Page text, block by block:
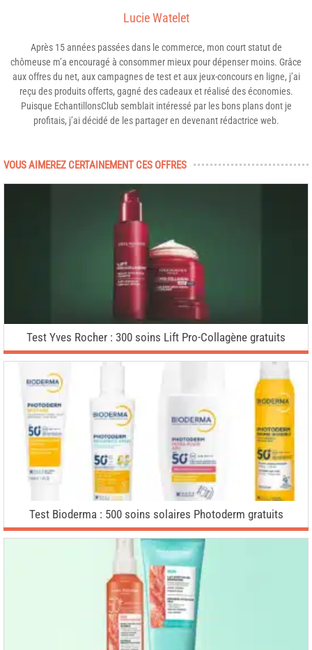
Lucie Watelet
Après 15 années passées dans le commerce, mon court statut de
chômeuse m’a encouragé à consommer mieux pour dépenser moins. Grâce
aux offres du net, aux campagnes de test et aux jeux-concours en ligne, j’ai
reçu des produits offerts, gagné des cadeaux et réalisé des économies.
Puisque EchantillonsClub semblait intéressé par les bons plans dont je
profitais, j’ai décidé de les partager en devenant rédactrice web.
VOUS AIMEREZ CERTAINEMENT CES OFFRES
Test Yves Rocher : 300 soins Lift Pro-Collagène gratuits
Test Bioderma : 500 soins solaires Photoderm gratuits